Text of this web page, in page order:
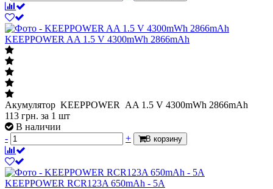
KEEPPOWER AA 1.5 V 4300mWh 2866mAh
Акумулятор KEEPPOWER AA 1.5 V 4300mWh 2866mAh
113 грн. за 1 шт
В наличии
-
+ В корзину
KEEPPOWER RCR123A 650mAh - 5A